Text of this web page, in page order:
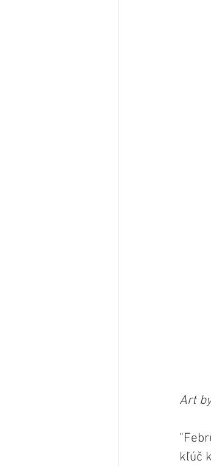
Art
kľúč